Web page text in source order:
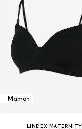
Maman
LINDEX MATERNITY